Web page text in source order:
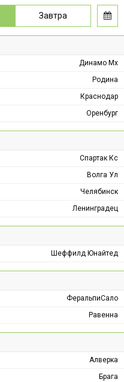
Завтра
Динамо Мх
Родина
Краснодар
Оренбург
Спартак Кс
Волга Ул
Челябинск
Ленинградец
Шеффилд Юнайтед
ФеральпиСало
Равенна
Алверка
Брага